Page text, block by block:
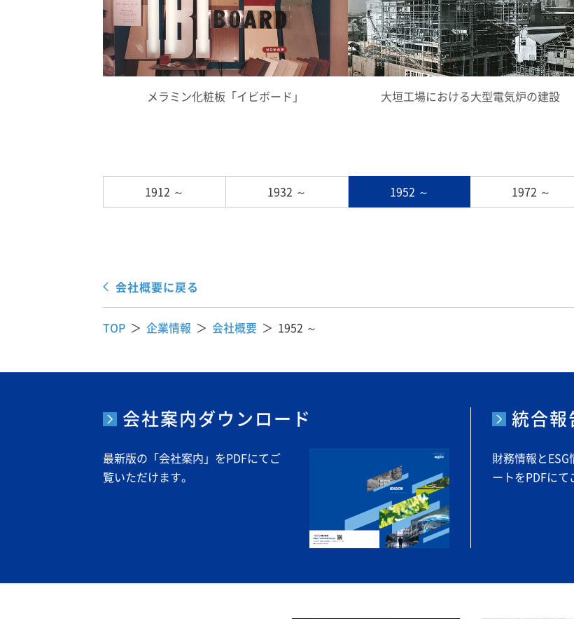
メラミン化粧板「イビボード」 大垣工場における大型電気炉の建設
1912 ～ 1932 ～ 1952 ～ 1972 ～
会社概要に戻る
TOP 企業情報 会社概要 1952 ～
会社案内ダウンロード
最新版の「会社案内」をPDFにてご
覧いただけます。
統合報
財務情報と
ートをPDFにて